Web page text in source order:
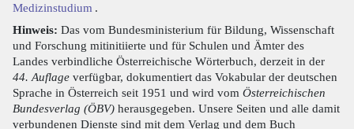
Medizinstudium .
Hinweis: Das vom Bundesministerium für Bildung, Wissenschaft
und Forschung mitinitiierte und für Schulen und Ämter des
Landes verbindliche Österreichische Wörterbuch, derzeit in der
44. Auflage verfügbar, dokumentiert das Vokabular der deutschen
Sprache in Österreich seit 1951 und wird vom Österreichischen
Bundesverlag (ÖBV) herausgegeben. Unsere Seiten und alle damit
verbundenen Dienste sind mit dem Verlag und dem Buch